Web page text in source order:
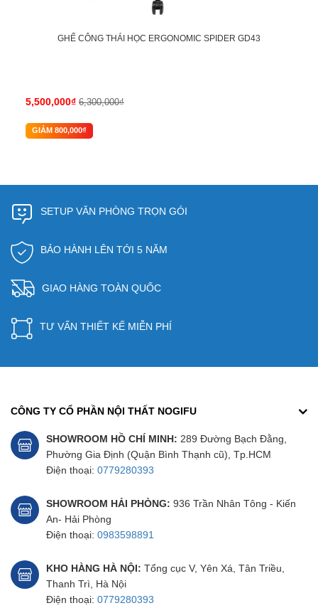
GHẾ CÔNG THÁI HỌC ERGONOMIC SPIDER GD43
5,500,000₫ 6,300,000₫
GIẢM 800,000₫
SETUP VĂN PHÒNG TRỌN GÓI
BẢO HÀNH LÊN TỚI 5 NĂM
GIAO HÀNG TOÀN QUỐC
TƯ VẤN THIẾT KẾ MIỄN PHÍ
CÔNG TY CỔ PHẦN NỘI THẤT NOGIFU
SHOWROOM HỒ CHÍ MINH: 289 Đường Bạch Đằng,
Phường Gia Định (Quận Bình Thạnh cũ), Tp.HCM
Điện thoại: 0779280393
SHOWROOM HẢI PHÒNG: 936 Trần Nhân Tông - Kiến
An- Hải Phòng
Điện thoại: 0983598891
KHO HÀNG HÀ NỘI: Tổng cục V, Yên Xá, Tân Triều,
Thanh Trì, Hà Nội
Điện thoại: 0779280393